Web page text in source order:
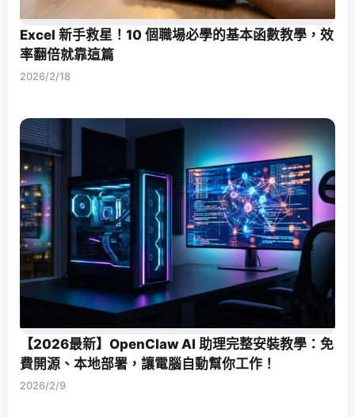
Excel 新手救星！10 個職場必學的基本函數教學，效
率翻倍就靠這篇
2026/2/18
【2026最新】OpenClaw AI 助理完整安裝教學：免
費開源、本地部署，讓電腦自動幫你工作！
2026/2/9